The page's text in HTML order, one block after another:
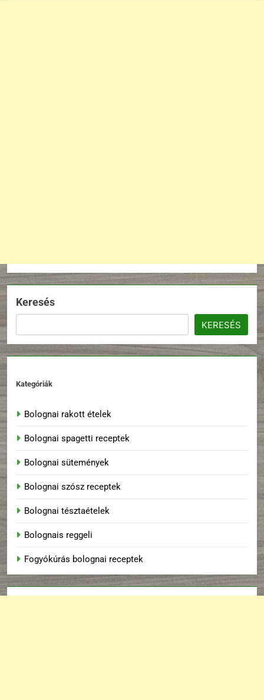
Keresés
KERESÉS
Kategóriák
Bolognai rakott ételek
Bolognai spagetti receptek
Bolognai sütemények
Bolognai szósz receptek
Bolognai tésztaételek
Bolognais reggeli
Fogyókúrás bolognai receptek